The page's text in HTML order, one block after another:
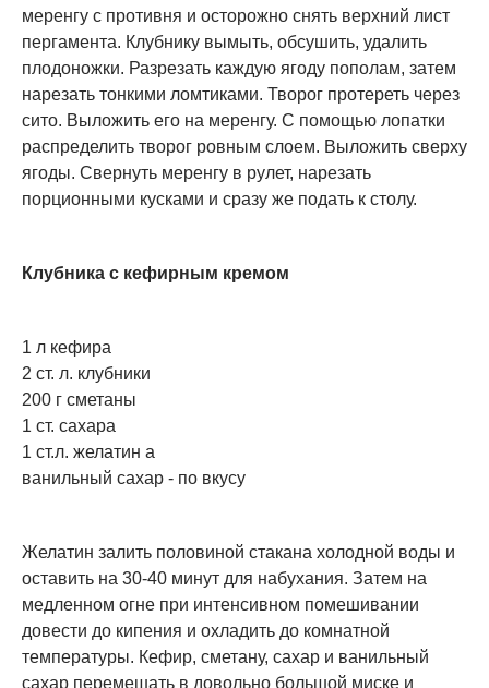
меренгу с противня и осторожно снять верхний лист
пергамента. Клубнику вымыть, обсушить, удалить
плодоножки. Разрезать каждую ягоду пополам, затем
нарезать тонкими ломтиками. Творог протереть через
сито. Выложить его на меренгу. С помощью лопатки
распределить творог ровным слоем. Выложить сверху
ягоды. Свернуть меренгу в рулет, нарезать
порционными кусками и сразу же подать к столу.
Клубника с кефирным кремом
1 л кефира
2 ст. л. клубники
200 г сметаны
1 ст. сахара
1 ст.л. желатин а
ванильный сахар - по вкусу
Желатин залить половиной стакана холодной воды и
оставить на 30-40 минут для набухания. Затем на
медленном огне при интенсивном помешивании
довести до кипения и охладить до комнатной
температуры. Кефир, сметану, сахар и ванильный
сахар перемешать в довольно большой миске и